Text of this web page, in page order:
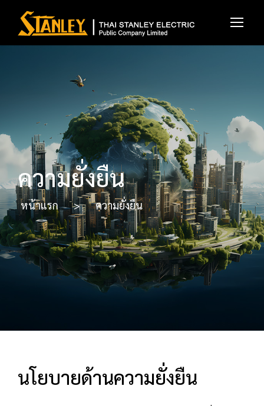
ความยั่งยืน
หน้าแรก > ความยั่งยืน
นโยบายด้านความยั่งยืน